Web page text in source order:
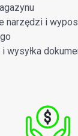
narzędzi i
wysyłka